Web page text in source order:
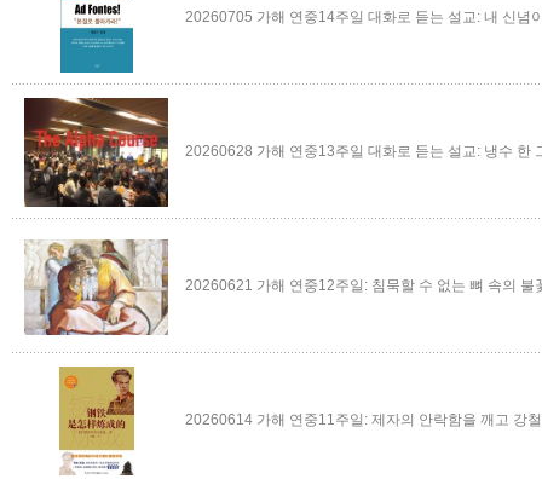
20260705 가해 연중14주일 대화로 듣는 설교: 내 신념
20260628 가해 연중13주일 대화로 듣는 설교: 냉수 한
20260621 가해 연중12주일: 침묵할 수 없는 뼈 속의 불
20260614 가해 연중11주일: 제자의 안락함을 깨고 강